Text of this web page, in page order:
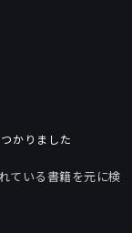
かりました
ている書籍を元に検